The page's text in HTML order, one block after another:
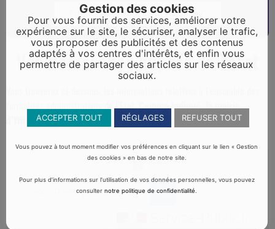
Formulaire "Tranquilité vacances"
Vos démarches auprès de l'Etat
formalités administratives de l’Etat.Comme indiqué, la mairie
d’Yffiniac ne fait ni carte d’identité ni passeport.
Gestion des cookies
Pour vous fournir des services, améliorer votre
expérience sur le site, le sécuriser, analyser le trafic,
vous proposer des publicités et des contenus
adaptés à vos centres d'intérêts, et enfin vous
permettre de partager des articles sur les réseaux
sociaux.
ACCEPTER TOUT RÉGLAGES REFUSER TOUT
Vous pouvez à tout moment modifier vos préférences en cliquant sur le lien « Gestion
des cookies » en bas de notre site.
Pour plus d’informations sur l’utilisation de vos données personnelles, vous pouvez
consulternotre politique de confidentialité.